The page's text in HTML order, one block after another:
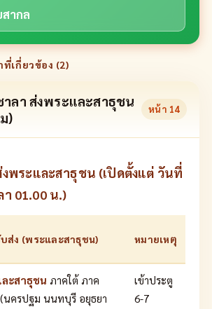
ากล
ที่เกี่ยวข้อง (2)
ลา ส่งพระและสาธุชน
)
หน้า 14
พระและสาธุชน (เปิดตั้งแต่ วันที่
า 01.00 น.)
ส่ง (พระและสาธุชน) หมายเหตุ
ะสาธุชน ภาคใต้ ภาค
(นครปฐม นนทบุรี อยุธยา
เข้าประตู
6-7